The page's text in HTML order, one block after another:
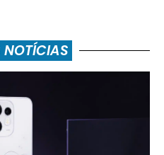
NOTÍCIAS